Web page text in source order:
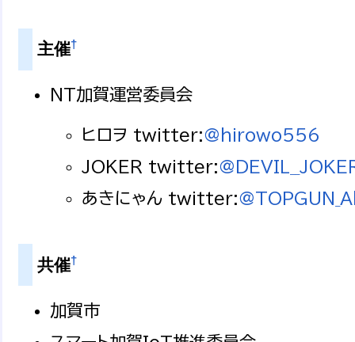
主催†
NT加賀運営委員会
ヒロヲ twitter:@hirowo556
JOKER twitter:
あきにゃん twitter:
共催†
加賀市